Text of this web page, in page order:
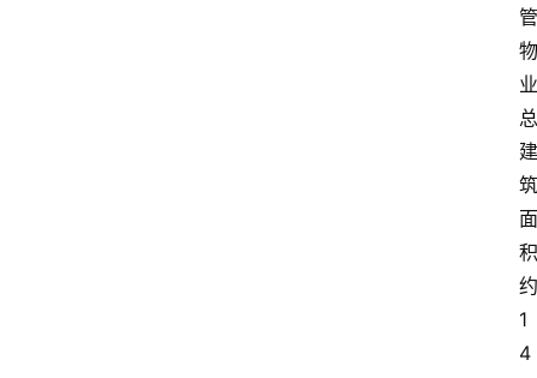
管
物
业
总
建
筑
面
积
约
1
4